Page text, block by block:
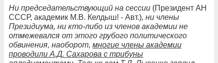
Ни председательствующий на сессии (Президент АН
СССР, академик М.В. Келдыш! - Авт.), ни члены
Президиума, ни кто-либо из членов академии не
отмежевался от этого грубого политического
обвинения, наоборот, многие члены академии
проводили А.Д. Сахарова с трибуны